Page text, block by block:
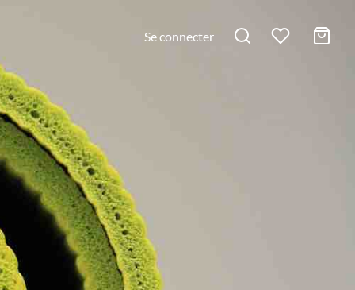
Se connecter